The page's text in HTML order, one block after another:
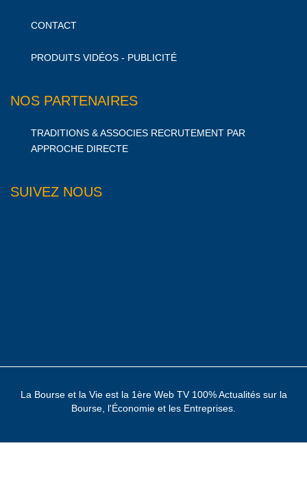
CONTACT
PRODUITS VIDÉOS - PUBLICITÉ
NOS PARTENAIRES
TRADITIONS & ASSOCIES RECRUTEMENT PAR
APPROCHE DIRECTE
SUIVEZ NOUS
La Bourse et la Vie est la 1ère Web TV 100% Actualités sur la
Bourse, l'Économie et les Entreprises.